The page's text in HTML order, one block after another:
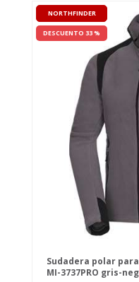
NORTHFINDER
DESCUENTO 33 %
Sudadera polar
MI-3737PRO gris-